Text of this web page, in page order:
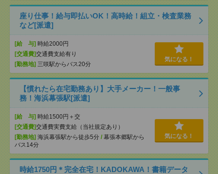
座り仕事！給与即払いOK！高時給！組立・検査業務
など[派遣]
[給 与] 時給2000円
[交通費]交通費支給有り
[勤務地] 三咲駅からバス20分
気になる！
【慣れたら在宅勤務あり】大手メーカー！一般事
務！海浜幕張駅[派遣]
[給 与] 時給1500円＋交
[交通費]交通費実費支給（当社規定あり）
[勤務地] 海浜幕張駅から徒歩5分 / 幕張本郷駅から
バス14分
気になる！
時給1750円＊完全在宅！KADOKAWA！書籍データ